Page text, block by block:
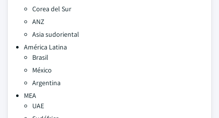
Corea del Sur
ANZ
Asia sudoriental
América Latina
Brasil
México
Argentina
MEA
UAE